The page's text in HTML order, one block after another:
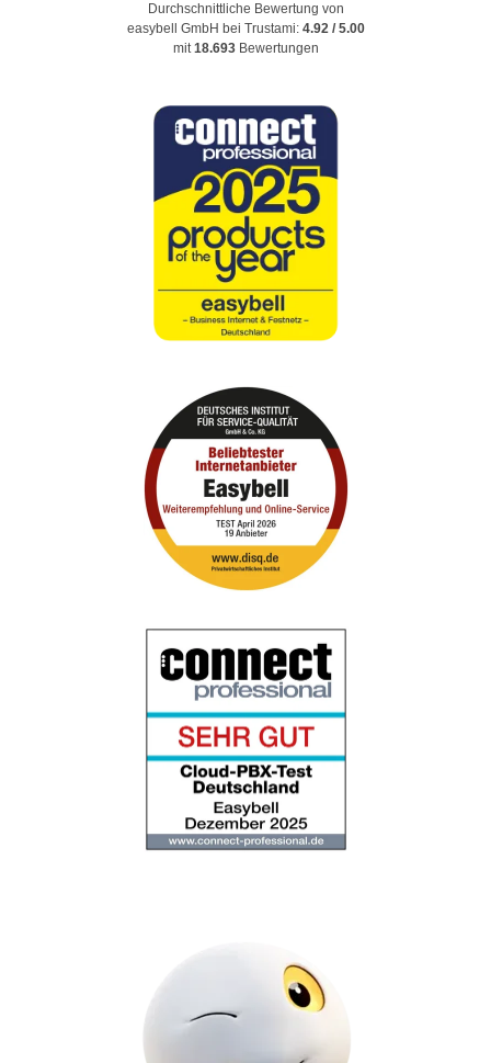
Durchschnittliche Bewertung von
easybell GmbH bei Trustami: 4.92/ 5.00
mit18.693 Bewertungen